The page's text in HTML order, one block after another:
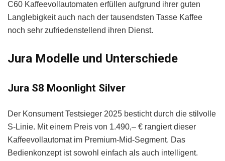
C60 Kaffeevollautomaten erfüllen aufgrund ihrer guten
Langlebigkeit auch nach der tausendsten Tasse Kaffee
noch sehr zufriedenstellend ihren Dienst.
Jura Modelle und Unterschiede
Jura S8 Moonlight Silver
Der Konsument Testsieger 2025 besticht durch die stilvolle
S-Linie. Mit einem Preis von 1.490,– € rangiert dieser
Kaffeevollautomat im Premium-Mid-Segment. Das
Bedienkonzept ist sowohl einfach als auch intelligent.